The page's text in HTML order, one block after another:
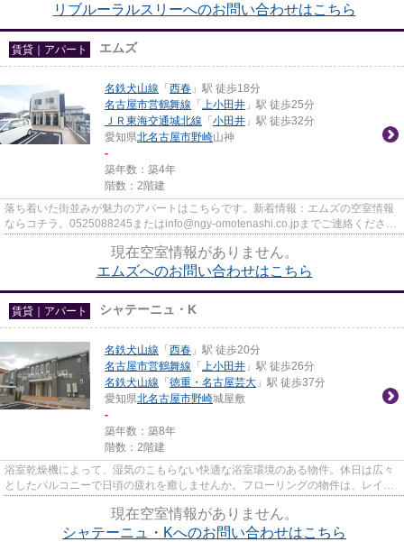
リブルーラルスリーへのお問い合わせはこちら
賃貸｜アパート エムズ
名鉄犬山線 「 西春 」駅 徒歩18分
名古屋市営鶴舞線 「 上小田井 」駅 徒歩25分
ＪＲ東海交通城北線 「 小田井 」駅 徒歩32分
愛知県北名古屋市野崎山神
-
築年数：築4年
階数：2階建
落ち着いた街並みが魅力のアパートはこちらです。新着情報：エムズの空室情報
ならコチラ。0525088245またはinfo@ngy-omotenashi.co.jpまでご連絡くださ
現在空室情報がありません。
エムズへのお問い合わせはこちら
賃貸｜アパート シャテーニュ・K
名鉄犬山線 「 西春 」駅 徒歩20分
名古屋市営鶴舞線 「 上小田井 」駅 徒歩26分
名鉄犬山線 「 徳重・名古屋芸大 」駅 徒歩37分
愛知県北名古屋市野崎城屋敷
-
築年数：築8年
階数：2階建
浴室乾燥機によって、湿気のこもらない快適な浴室環境のある物件。休日は広々
としたバルコニーで日頃の疲れを癒しませんか。フローリングの物件は、レイア
現在空室情報がありません。
シャテーニュ・Kへのお問い合わせはこちら